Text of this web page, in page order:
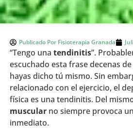
Publicado Por Fisioterapia Granada
“Tengo una tendinitis”.
escuchado esta frase decenas
hayas dicho tú mismo. Sin
relacionado con el ejercicio, el
física es una tendinitis. Del
muscular no siempre provoca
inmediato.